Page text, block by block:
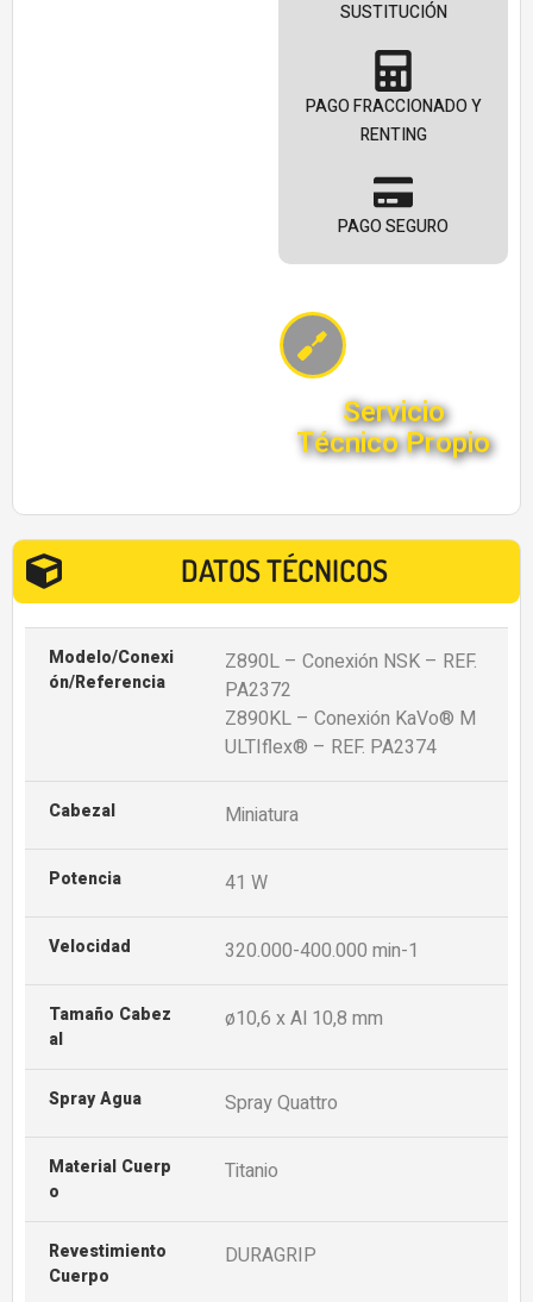
SUSTITUCIÓN
PAGO FRACCIONADO Y
RENTING
PAGO SEGURO
Servicio
Técnico Propio
DATOS TÉCNICOS
Modelo/Conexi
Ón/Referencia
Z890L – Conexión NSK – REF.
PA2372
Z890KL – Conexión KaVo® M
ULTIflex® – REF. PA2374
Cabezal Miniatura
Potencia 41 W
Velocidad 320.000-400.000 min-1
Tamaño Cabez
Al
ø10,6 x Al 10,8 mm
Spray Agua Spray Quattro
Material Cuerp
O
Titanio
Revestimiento
Cuerpo
DURAGRIP